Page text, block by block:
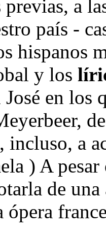
a
país -
hispanos
y los
en los
a
) A
de
ópera